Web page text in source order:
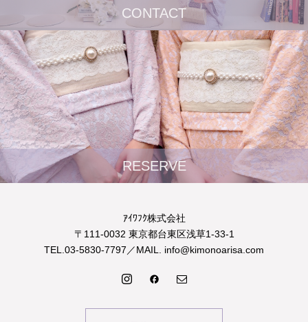
CONTACT
RESERVE
ｱｲﾜﾌｸ株式会社
〒111-0032 東京都台東区浅草1-33-1
TEL.03-5830-7797／MAIL. info@kimonoarisa.com